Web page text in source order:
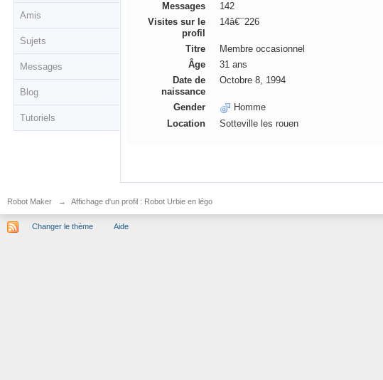
Amis
Sujets
Messages
Blog
Tutoriels
Messages
142
Visites sur le
profil
14â€¯226
Titre
Membre occasionnel
Âge
31 ans
Date de
naissance
Octobre 8, 1994
Gender
Homme
Location
Sotteville les rouen
Robot Maker → Affichage d'un profil : Robot Urbie en légo
Changer le thème Aide